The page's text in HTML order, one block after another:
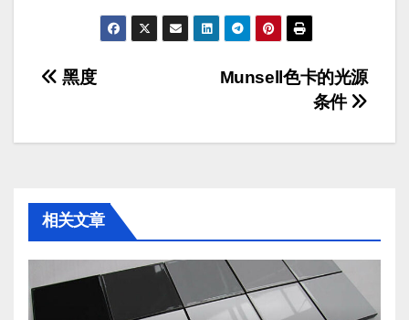
文
航
Munsell色卡的光源
条件
黑度
相关文章